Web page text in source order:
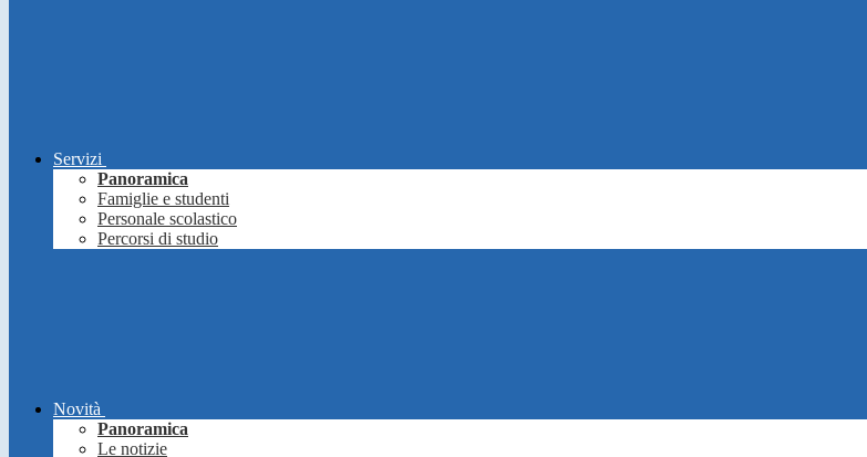
Servizi
Panoramica
Famiglie e studenti
Personale scolastico
Percorsi di studio
Novità
Panoramica
Le notizie